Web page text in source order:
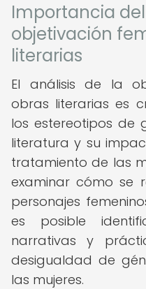
Importancia
objetivación
literarias
El análisis de la
obras literarias es
los estereotipos de
literatura y su
tratamiento de las
examinar cómo se
personajes
es posible
narrativas y
desigualdad de
las mujeres.